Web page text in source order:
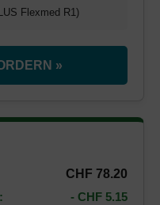
Flexmed R1)
»
CHF 78.20
- CHF 5.15